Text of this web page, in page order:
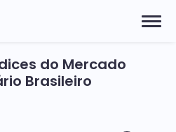
do Mercado
Brasileiro